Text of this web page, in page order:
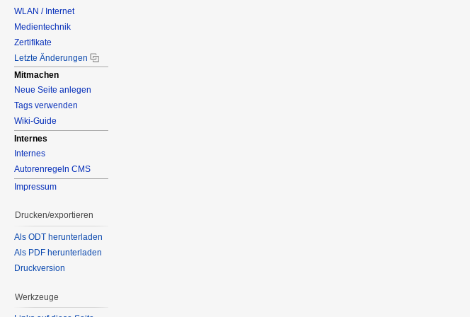
WLAN / Internet
Medientechnik
Zertifikate
Letzte Änderungen
Mitmachen
Neue Seite anlegen
Tags verwenden
Wiki-Guide
Internes
Internes
Autorenregeln CMS
Impressum
Drucken/exportieren
Als ODT herunterladen
Als PDF herunterladen
Druckversion
Werkzeuge